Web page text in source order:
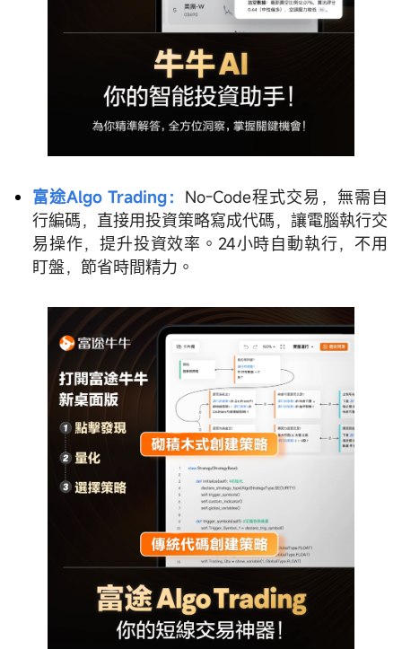
富途Algo Trading： No-Code程式交易，無需自
行編碼，直接用投資策略寫成代碼，讓電腦執行交
易操作，提升投資效率。24小時自動執行，不用
盯盤，節省時間精力。